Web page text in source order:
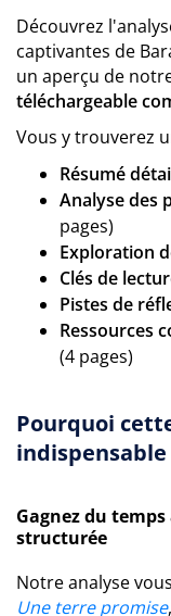
Découvrez
captivantes de
un aperçu de
téléchargeable
Vous y trouverez
Résumé
Analyse des
pages)
Exploration
Clés de
Pistes de
Ressources
(4 pages)
Pourquoi
Gagnez du
structurée
Notre analyse
Une terre promise